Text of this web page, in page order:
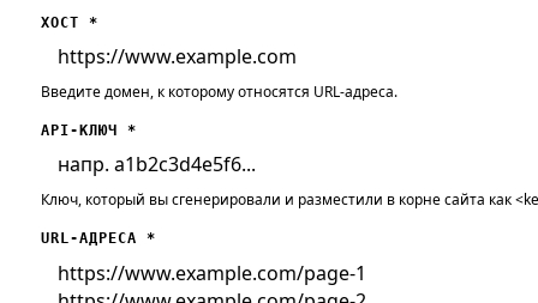
ХОСТ *
Введите домен, к которому относятся URL-адреса.
API-КЛЮЧ *
Ключ, который вы сгенерировали и разместили в корне сайта как
URL-АДРЕСА *